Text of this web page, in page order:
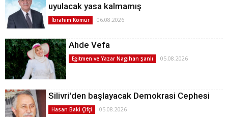
uyulacak yasa kalmamış
İbrahim Kömür 06.08.2026
Ahde Vefa
Eğitmen ve Yazar Nagihan Şanlı 05.08.2026
Silivri'den başlayacak Demokrasi Cephesi
Hasan Baki Çifçi 05.08.2026